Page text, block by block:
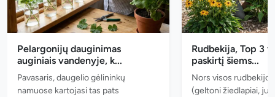
Pelargonijų dauginimas
auginiais vandenyje, k...
Pavasaris, daugelio gėlininkų
namuose kartojasi tas pats
Rudbekija, Top 3
paskirtį šiems...
Nors visos
(geltoni žiedlapiai,